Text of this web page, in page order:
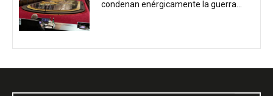
condenan enérgicamente la guerra...